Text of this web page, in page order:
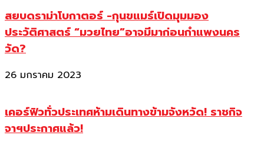
สยบดราม่าโบกาตอร์ -กุนขแมร์เปิดมุมมอง
ประวัติศาสตร์ “มวยไทย”อาจมีมาก่อนกำแพงนคร
วัด?
26 มกราคม 2023
เคอร์ฟิวทั่วประเทศห้ามเดินทางข้ามจังหวัด! ราชกิจ
จาฯประกาศแล้ว!